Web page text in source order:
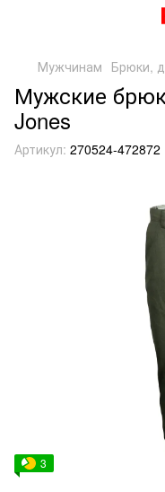
Мужчинам Брюки,
Мужские
Jones
Артикул: 270524-472872
3